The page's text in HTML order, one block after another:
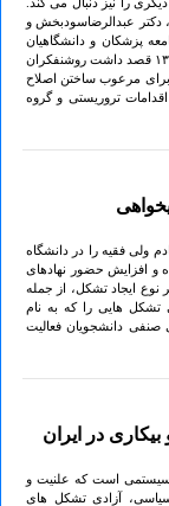
را نیز دنبال می کند.
دکتر عبدالرضاسودبخش و
پزشکان و دانشگاهیان
کشور را مرعوب سازد. همانگونه که قتل های زنجیره ای پائیز ۱۳۷۷ قصد داشت روشنفکران
برای مرعوب ساختن اصلاح
تروریستی و گروه
ولی فقیه را در دانشگاه
و افزایش حضور نهادهای
نوع ایجاد تشکل، از جمله
هایی را که به نام
صنفی دانشجویان فعالیت
در ایران
سیستمی است که علنیت و
آزادی تشکل های